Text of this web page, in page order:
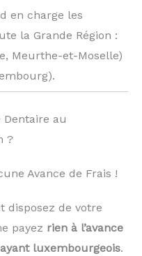
en charge les
la Grande Région :
Meurthe-et-Moselle)
au
?
Avance de Frais !
disposez de votre
payez rien à l’avance
luxembourgeois.